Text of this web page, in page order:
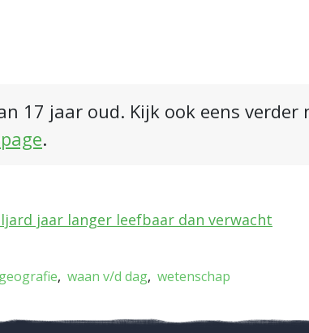
17 jaar oud. Kijk ook eens
.
jaar langer leefbaar dan verwacht
geografie waan v/d dag wetenschap